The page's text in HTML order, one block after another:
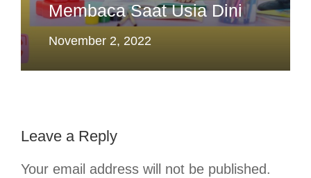
Membaca Saat Usia Dini
November 2, 2022
Leave a Reply
Your email address will not be published.